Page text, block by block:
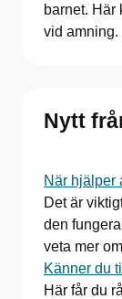
barnet. Här
vid amning.
Nytt
När hjälper
Det är
den
veta mer
Känner du
Här får du